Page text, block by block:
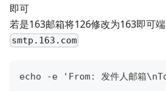
即可
若是163邮箱将126修改为163即可
smtp.163.com
echo -e 'From: 发件人邮箱